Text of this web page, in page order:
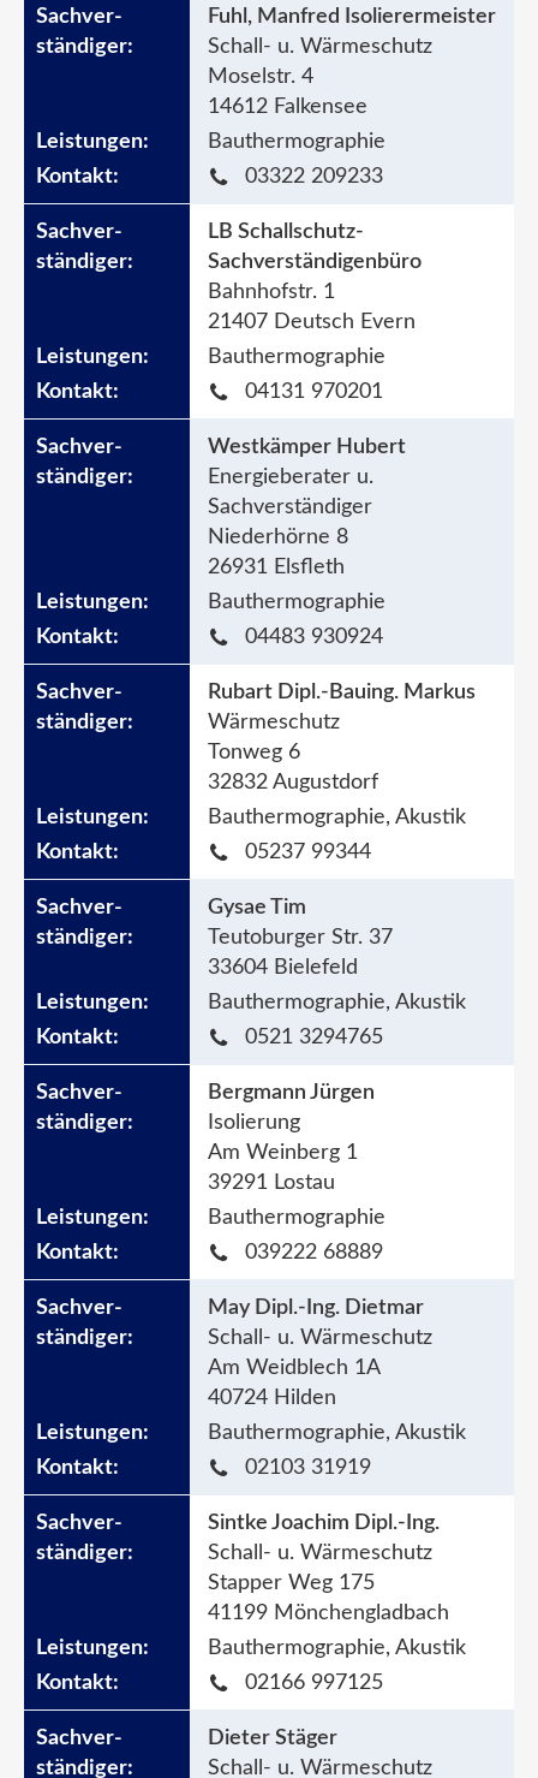
Fuhl, Manfred Isolierermeister
Schall- u. Wärmeschutz
Moselstr. 4
14612 Falkensee
Bauthermographie
03322 209233
LB Schallschutz-
Sachverständigenbüro
Bahnhofstr. 1
21407 Deutsch Evern
Bauthermographie
04131 970201
Westkämper Hubert
Energieberater u.
Sachverständiger
Niederhörne 8
26931 Elsfleth
Bauthermographie
04483 930924
Rubart Dipl.-Bauing. Markus
Wärmeschutz
Tonweg 6
32832 Augustdorf
Bauthermographie, Akustik
05237 99344
Gysae Tim
Teutoburger Str. 37
33604 Bielefeld
Bauthermographie, Akustik
0521 3294765
Bergmann Jürgen
Isolierung
Am Weinberg 1
39291 Lostau
Bauthermographie
039222 68889
May Dipl.-Ing. Dietmar
Schall- u. Wärmeschutz
Am Weidblech 1A
40724 Hilden
Bauthermographie, Akustik
02103 31919
Sintke Joachim Dipl.-Ing.
Schall- u. Wärmeschutz
Stapper Weg 175
41199 Mönchengladbach
Bauthermographie, Akustik
02166 997125
Dieter Stäger
Schall- u. Wärmeschutz